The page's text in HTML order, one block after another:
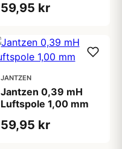
59,95 kr
JANTZEN
Jantzen 0,39 mH
Luftspole 1,00 mm
59,95 kr